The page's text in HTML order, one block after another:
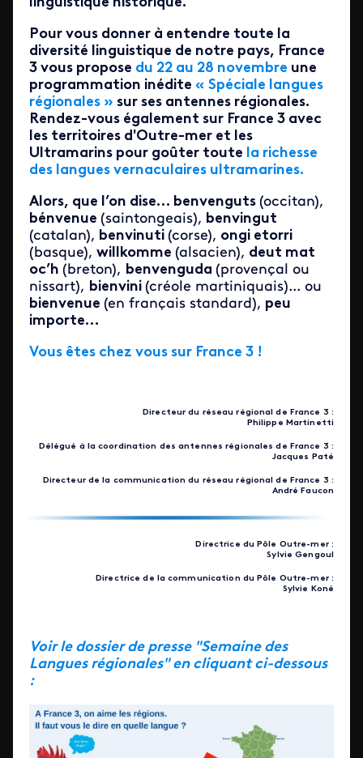
Pour vous donner à entendre toute la
diversité linguistique de notre pays, France
3 vous propose du 22 au 28 novembre une
programmation inédite « Spéciale langues
régionales » sur ses antennes régionales.
Rendez-vous également sur France 3 avec
les territoires d'Outre-mer et les
Ultramarins pour goûter toute la richesse
des langues vernaculaires ultramarines.
Alors, que l’on dise… benvenguts (occitan),
bénvenue (saintongeais), benvingut
(catalan), benvinuti (corse), ongi etorri
(basque), willkomme (alsacien), deut mat
oc’h (breton), benvenguda (provençal ou
nissart), bienvini (créole martiniquais)... ou
bienvenue (en français standard), peu
importe…
Vous êtes chez vous sur France 3 !
Directeur du réseau régional de France 3 :
Philippe Martinetti
Délégué à la coordination des antennes régionales de France 3 :
Jacques Paté
Directeur de la communication du réseau régional de France 3 :
André Faucon
Directrice du Pôle Outre-mer :
Sylvie Gengoul
Directrice de la communication du Pôle Outre-mer :
Sylvie Koné
Voir le dossier de presse "Semaine des
Langues régionales" en cliquant ci-dessous
: